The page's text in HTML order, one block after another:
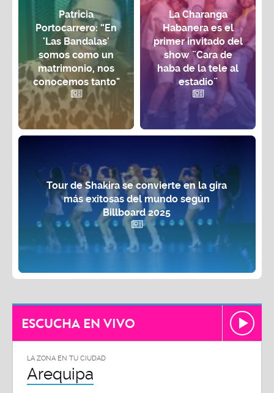
Patricia
Portocarrero: “En
'Las Bandalas'
somos como un
matrimonio, nos
conocemos tanto"
La Charanga
Habanera es el
primer invitado del
show ¨Cara de
haba de la tele al
estadio¨
Tour de Shakira se convierte en la gira
más exitosas del mundo según
Billboard 2025
ESCUCHA EN VIVO
LA ZONA EN TU CIUDAD
Arequipa